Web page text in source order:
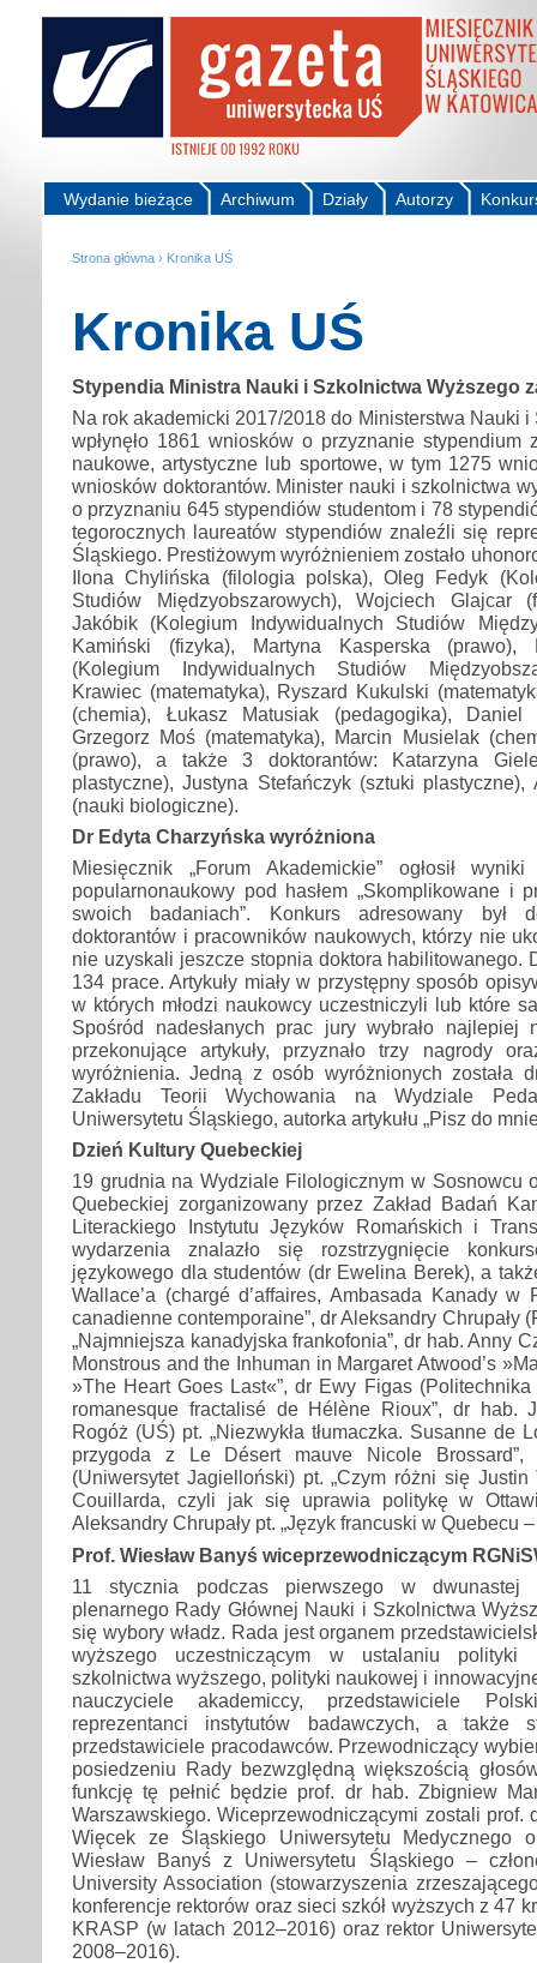
Autorzy
Działy
Archiwum
Wydanie bieżące
Strona główna › Kronika UŚ
Kronika UŚ
Stypendia Ministra Nauki i Szkolnictwa Wyższego
Na rok akademicki 2017/2018 do Ministerstwa Nauki
wpłynęło 1861 wniosków o przyznanie stypendium
naukowe, artystyczne lub sportowe, w tym 1275
wniosków doktorantów. Minister nauki i szkolnictwa
o przyznaniu 645 stypendiów studentom i 78
tegorocznych laureatów stypendiów znaleźli się
Śląskiego. Prestiżowym wyróżnieniem zostało
Ilona Chylińska (filologia polska), Oleg Fedyk
Studiów Międzyobszarowych), Wojciech Glajcar
Jakóbik (Kolegium Indywidualnych Studiów
Kamiński (fizyka), Martyna Kasperska (prawo),
(Kolegium Indywidualnych Studiów
Krawiec (matematyka), Ryszard Kukulski
(chemia), Łukasz Matusiak (pedagogika), Daniel
Grzegorz Moś (matematyka), Marcin Musielak
(prawo), a także 3 doktorantów: Katarzyna
plastyczne), Justyna Stefańczyk (sztuki plastyczne),
(nauki biologiczne).
Dr Edyta Charzyńska wyróżniona
Miesięcznik „Forum Akademickie” ogłosił
popularnonaukowy pod hasłem „Skomplikowane i
swoich badaniach”. Konkurs adresowany był
doktorantów i pracowników naukowych, którzy nie
nie uzyskali jeszcze stopnia doktora habilitowanego.
134 prace. Artykuły miały w przystępny sposób
w których młodzi naukowcy uczestniczyli lub które
Spośród nadesłanych prac jury wybrało najlepiej
przekonujące artykuły, przyznało trzy nagrody
wyróżnienia. Jedną z osób wyróżnionych została
Zakładu Teorii Wychowania na Wydziale
Uniwersytetu Śląskiego, autorka artykułu „Pisz do
Dzień Kultury Quebeckiej
19 grudnia na Wydziale Filologicznym w Sosnowcu
Quebeckiej zorganizowany przez Zakład Badań
Literackiego Instytutu Języków Romańskich i
wydarzenia znalazło się rozstrzygnięcie
językowego dla studentów (dr Ewelina Berek), a
Wallace’a (chargé d’affaires, Ambasada Kanady w
canadienne contemporaine”, dr Aleksandry Chrupały
„Najmniejsza kanadyjska frankofonia”, dr hab. Anny
Monstrous and the Inhuman in Margaret Atwood’s
»The Heart Goes Last«”, dr Ewy Figas
romanesque fractalisé de Hélène Rioux”, dr hab.
Rogóż (UŚ) pt. „Niezwykła tłumaczka. Susanne de
przygoda z Le Désert mauve Nicole Brossard”,
(Uniwersytet Jagielloński) pt. „Czym różni się Justin
Couillarda, czyli jak się uprawia politykę w
Aleksandry Chrupały pt. „Język francuski w Quebecu –
Prof. Wiesław Banyś wiceprzewodniczącym
11 stycznia podczas pierwszego w dwunastej
plenarnego Rady Głównej Nauki i Szkolnictwa
się wybory władz. Rada jest organem
wyższego uczestniczącym w ustalaniu
szkolnictwa wyższego, polityki naukowej i
nauczyciele akademiccy, przedstawiciele
reprezentanci instytutów badawczych, a także
przedstawiciele pracodawców. Przewodniczący
posiedzeniu Rady bezwzględną większością
funkcję tę pełnić będzie prof. dr hab. Zbigniew
Warszawskiego. Wiceprzewodniczącymi zostali prof.
Więcek ze Śląskiego Uniwersytetu Medycznego
Wiesław Banyś z Uniwersytetu Śląskiego –
University Association (stowarzyszenia
konferencje rektorów oraz sieci szkół wyższych z 47
KRASP (w latach 2012–2016) oraz rektor
2008–2016).